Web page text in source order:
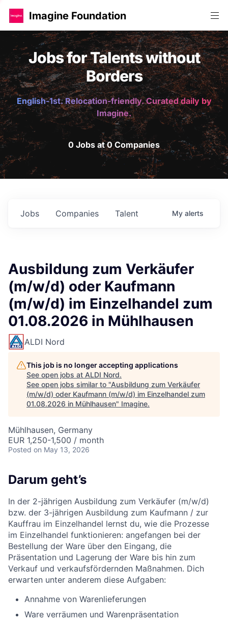
Imagine Foundation
Jobs for Talents without
Borders
English-1st. Relocation-friendly. Curated daily by
Imagine.
0 Jobs at 0 Companies
Jobs Companies Talent My alerts
Ausbildung zum Verkäufer
(m/w/d) oder Kaufmann
(m/w/d) im Einzelhandel zum
01.08.2026 in Mühlhausen
ALDI Nord
This job is no longer accepting applications
See open jobs at ALDI Nord.
See open jobs similar to "Ausbildung zum Verkäufer
(m/w/d) oder Kaufmann (m/w/d) im Einzelhandel zum
01.08.2026 in Mühlhausen" Imagine.
Mühlhausen, Germany
EUR 1,250-1,500 / month
Posted on May 13, 2026
Darum geht’s
In der 2-jährigen Ausbildung zum Verkäufer (m/w/d)
bzw. der 3-jährigen Ausbildung zum Kaufmann / zur
Kauffrau im Einzelhandel lernst du, wie die Prozesse
im Einzelhandel funktionieren: angefangen bei der
Bestellung der Ware über den Eingang, die
Präsentation und Lagerung der Ware bis hin zum
Verkauf und verkaufsfördernden Maßnahmen. Dich
erwarten unter anderem diese Aufgaben:
Annahme von Warenlieferungen
Ware verräumen und Warenpräsentation